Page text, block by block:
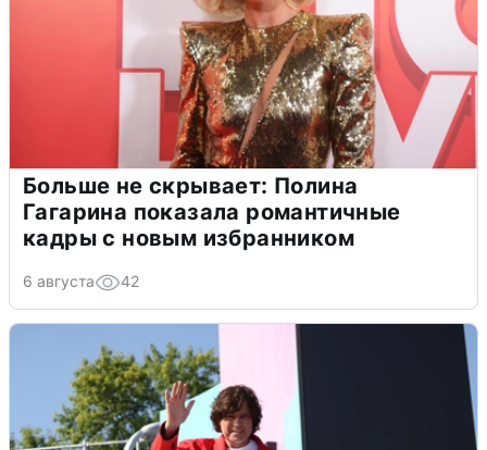
Больше не скрывает: Полина
Гагарина показала романтичные
кадры с новым избранником
6 августа 42